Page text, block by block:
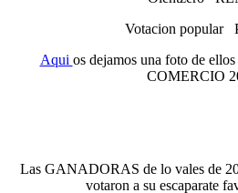
Votacion popular
Aqui os dejamos una foto de
COMERCIO
Las GANADORAS de lo vales de
votaron a su escaparate